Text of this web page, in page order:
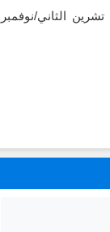
حيز التنفيذ. وفي تشرين الثاني/نوفمبر